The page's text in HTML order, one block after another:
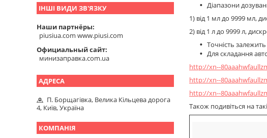
Діапазони
1) від 1 мл до 9999 мл,
2) від 1 л до 9999 л,
Точність
Для складання
http://xn--
http://xn--
http://xn--
Також подивіться на
ІНШІ ВИДИ ЗВ'ЯЗКУ
Наши партнёры
piusiua.com www.piusi.com
Официальный сайт
минизаправка.com.ua
П. Борщагівка, Велика Кільцева дорога
4, Київ, Україна